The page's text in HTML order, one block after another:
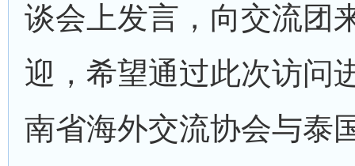
谈会上发言，向交流团
迎，希望通过此次访问
南省海外交流协会与泰